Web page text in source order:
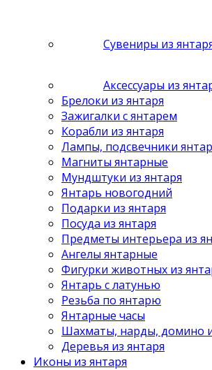
Сувениры из
Аксессуары из
Брелоки из янтаря
Зажигалки с янтарем
Корабли из янтаря
Лампы, подсвечники
Магниты янтарные
Мундштуки из янтаря
Янтарь новогодний
Подарки из янтаря
Посуда из янтаря
Предметы интерьера из
Ангелы янтарные
Фигурки животных из
Янтарь с латунью
Резьба по янтарю
Янтарные часы
Шахматы, нарды, домино
Деревья из янтаря
Иконы из янтаря